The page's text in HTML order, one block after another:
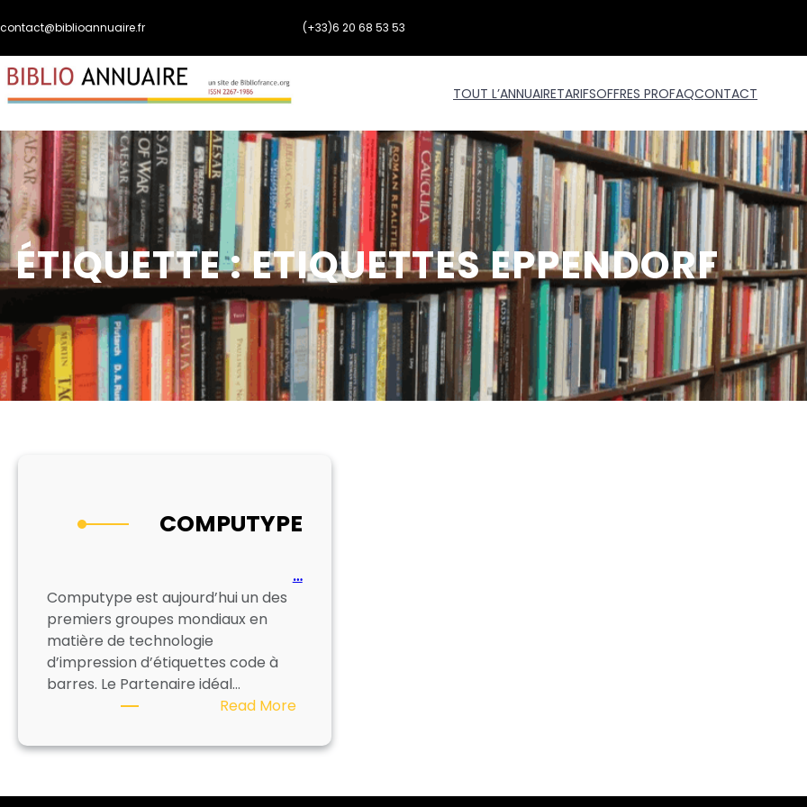
au
contenu
contact@biblioannuaire.fr (+33)6 20 68 53 53
TOUT L’ANNUAIRETARIFSOFFRES PROFAQCONTACT
ÉTIQUETTE :ETIQUETTES EPPENDORF
COMPUTYPE
…
Computype est aujourd’hui un des
premiers groupes mondiaux en
matière de technologie
d’impression d’étiquettes code à
barres. Le Partenaire idéal…
Read More: